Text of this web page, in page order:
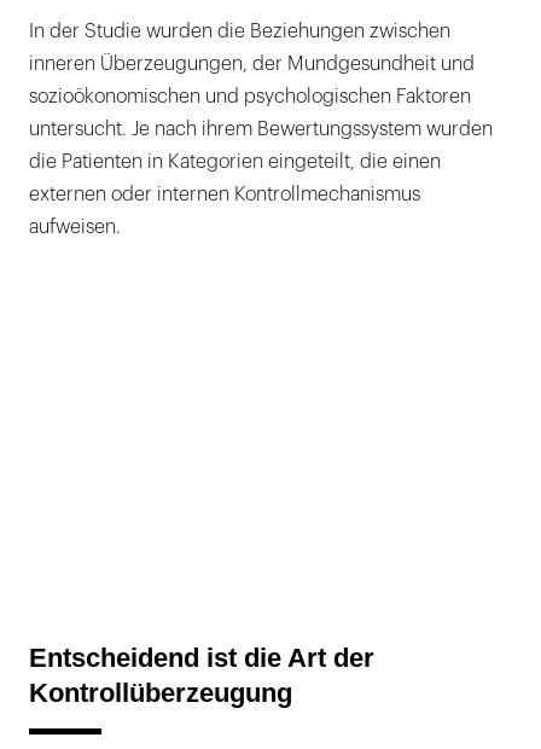
In der Studie wurden die Beziehungen zwischen
inneren Überzeugungen, der Mundgesundheit und
sozioökonomischen und psychologischen Faktoren
untersucht. Je nach ihrem Bewertungssystem wurden
die Patienten in Kategorien eingeteilt, die einen
externen oder internen Kontrollmechanismus
aufweisen.
Entscheidend ist die Art der
Kontrollüberzeugung